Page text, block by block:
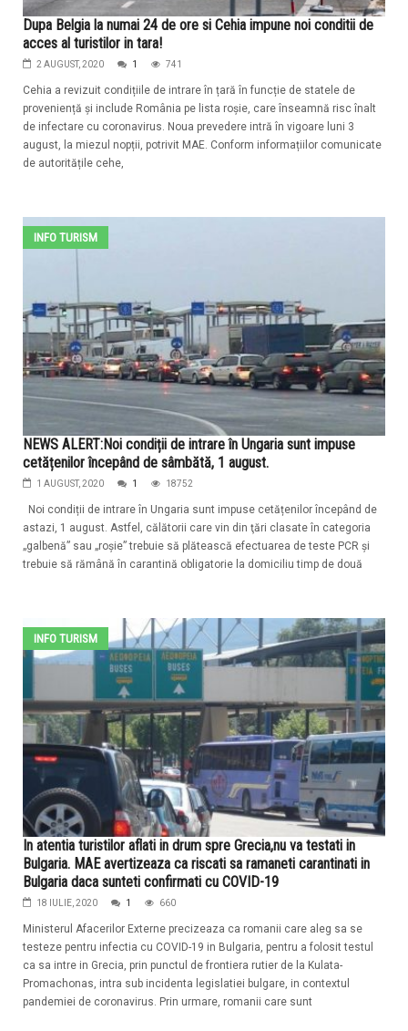
Dupa Belgia la numai 24 de ore si Cehia impune noi conditii de
acces al turistilor in tara!
2 AUGUST, 2020 1 741
Cehia a revizuit condițiile de intrare în țară în funcție de statele de
proveniență și include România pe lista roșie, care înseamnă risc înalt
de infectare cu coronavirus. Noua prevedere intră în vigoare luni 3
august, la miezul nopții, potrivit MAE. Conform informațiilor comunicate
de autoritățile cehe,
INFO TURISM
NEWS ALERT:Noi condiții de intrare în Ungaria sunt impuse
cetățenilor începând de sâmbătă, 1 august.
1 AUGUST, 2020 1 18752
Noi condiții de intrare în Ungaria sunt impuse cetățenilor începând de
astazi, 1 august. Astfel, călătorii care vin din ţări clasate în categoria
„galbenă” sau „roşie” trebuie să plătească efectuarea de teste PCR și
trebuie să rămână în carantină obligatorie la domiciliu timp de două
INFO TURISM
In atentia turistilor aflati in drum spre Grecia,nu va testati in
Bulgaria. MAE avertizeaza ca riscati sa ramaneti carantinati in
Bulgaria daca sunteti confirmati cu COVID-19
18 IULIE, 2020 1 660
Ministerul Afacerilor Externe precizeaza ca romanii care aleg sa se
testeze pentru infectia cu COVID-19 in Bulgaria, pentru a folosit testul
ca sa intre in Grecia, prin punctul de frontiera rutier de la Kulata-
Promachonas, intra sub incidenta legislatiei bulgare, in contextul
pandemiei de coronavirus. Prin urmare, romanii care sunt